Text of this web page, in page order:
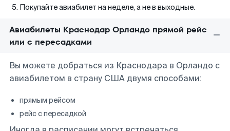
Покупайте авиабилет на неделе, а не в выходные.
Авиабилеты Краснодар Орландо прямой рейс
или с пересадками
Вы можете добраться из Краснодара в Орландо с
авиабилетом в страну США двумя способами:
прямым рейсом
рейс с пересадкой